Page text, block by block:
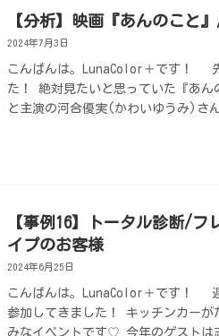
【分析】映画『あんのこと
2024年7月3日
こんばんは。LunaColor＋です！
た！ 絶対見たいと思っていた『あ
と主演の河合優実(かわいゆうみ)さ
【事例16】トータル診断/フ
イプのお客様
2024年6月25日
こんばんは。LunaColor＋です！
参加してきました！ キッチンカーが
みなイベントです♡ 今年のゲストは